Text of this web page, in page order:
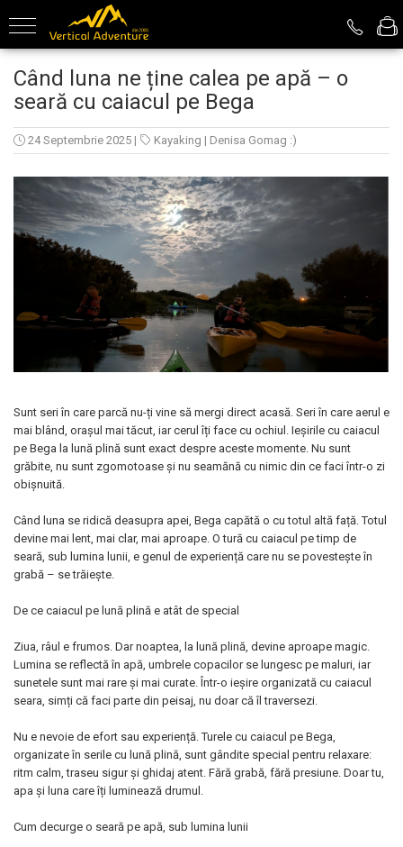
Turism de Aventură
Kayaking
Rafting
Via Ferrata
Explorare Peșteri
Outdoor Package
Despre noi
Echipa Vertical Adventure
Când luna ne ține calea pe apă – o
seară cu caiacul pe Bega
24 Septembrie 2025 | Kayaking | Denisa Gomag :)
Sunt seri în care parcă nu-ți vine să mergi direct acasă. Seri în care aerul e
mai blând, orașul mai tăcut, iar cerul îți face cu ochiul. Ieșirile cu caiacul
pe Bega la lună plină sunt exact despre aceste momente. Nu sunt
grăbite, nu sunt zgomotoase și nu seamănă cu nimic din ce faci într-o zi
obișnuită.
Când luna se ridică deasupra apei, Bega capătă o cu totul altă față. Totul
devine mai lent, mai clar, mai aproape. O tură cu caiacul pe timp de
seară, sub lumina lunii, e genul de experiență care nu se povestește în
grabă – se trăiește.
De ce caiacul pe lună plină e atât de special
Ziua, râul e frumos. Dar noaptea, la lună plină, devine aproape magic.
Lumina se reflectă în apă, umbrele copacilor se lungesc pe maluri, iar
sunetele sunt mai rare și mai curate. Într-o ieșire organizată cu caiacul
seara, simți că faci parte din peisaj, nu doar că îl traversezi.
Nu e nevoie de efort sau experiență. Turele cu caiacul pe Bega,
organizate în serile cu lună plină, sunt gândite special pentru relaxare:
ritm calm, traseu sigur și ghidaj atent. Fără grabă, fără presiune. Doar tu,
apa și luna care îți luminează drumul.
Cum decurge o seară pe apă, sub lumina lunii